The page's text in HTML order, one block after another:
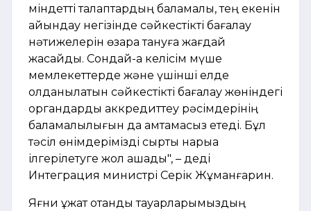
міндетті талаптардың баламалы, тең екенін
айқындау негізінде сәйкестікті бағалау
нәтижелерін өзара тануға жағдай
жасайды. Сондай-ақ келісім мүше
мемлекеттерде және үшінші елде
қолданылатын сәйкестікті бағалау жөніндегі
органдарды аккредиттеу рәсімдерінің
баламалылығын да қамтамасыз етеді. Бұл
тәсіл өнімдерімізді сыртқы нарыққа
ілгерілетуге жол ашады", – деді
Интеграция министрі Серік Жұманғарин.
Яғни құжат отандық тауарларымыздың